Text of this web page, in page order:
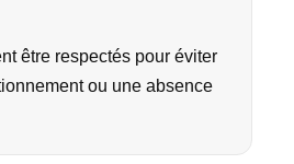
être respectés pour éviter
ou une absence